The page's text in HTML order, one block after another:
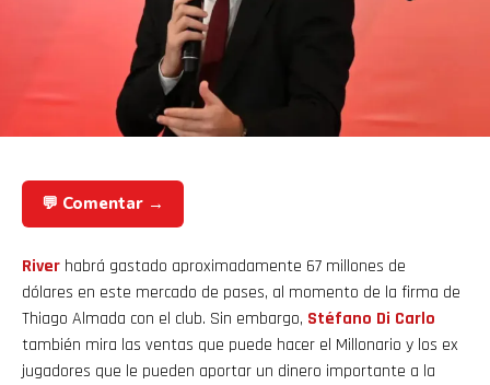
💬 Comentar →
River habrá gastado aproximadamente 67 millones de
dólares en este mercado de pases, al momento de la firma de
Thiago Almada con el club. Sin embargo, Stéfano Di Carlo
también mira las ventas que puede hacer el Millonario y los ex
jugadores que le pueden aportar un dinero importante a la